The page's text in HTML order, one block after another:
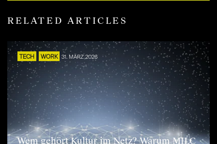
RELATED ARTICLES
TECH WORK 31. MÄRZ 2026
Wem gehört Kultur im Netz? Warum MILC